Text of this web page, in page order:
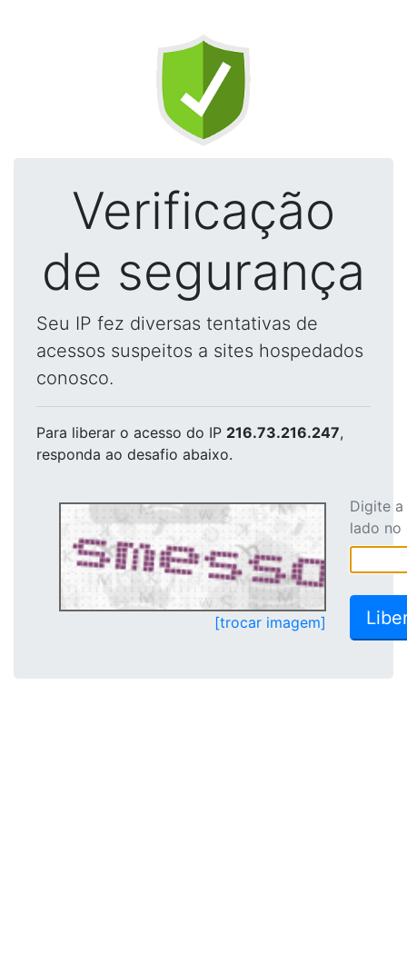
Verificação
de segurança
Seu IP fez diversas tentativas de
acessos suspeitos a sites hospedados
conosco.
Para liberar o acesso do IP 216.73.216.247,
responda ao desafio abaixo.
[trocar imagem]
Digite
lado no